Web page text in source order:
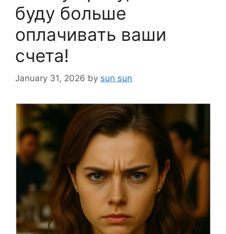
буду больше
оплачивать ваши
счета!
January 31, 2026 by sun sun